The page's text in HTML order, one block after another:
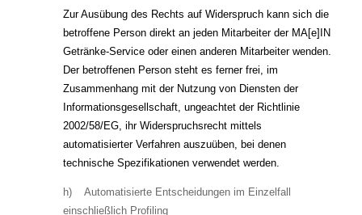
Zur Ausübung des Rechts auf Widerspruch kann sich die
betroffene Person direkt an jeden Mitarbeiter der MA[e]IN
Getränke-Service oder einen anderen Mitarbeiter wenden.
Der betroffenen Person steht es ferner frei, im
Zusammenhang mit der Nutzung von Diensten der
Informationsgesellschaft, ungeachtet der Richtlinie
2002/58/EG, ihr Widerspruchsrecht mittels
automatisierter Verfahren auszuüben, bei denen
technische Spezifikationen verwendet werden.
h) Automatisierte Entscheidungen im Einzelfall
einschließlich Profiling